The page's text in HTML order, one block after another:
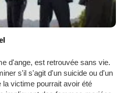
d'ange, est retrouvée sans vie.
s'il s'agit d'un suicide ou d'un
victime pourrait avoir été